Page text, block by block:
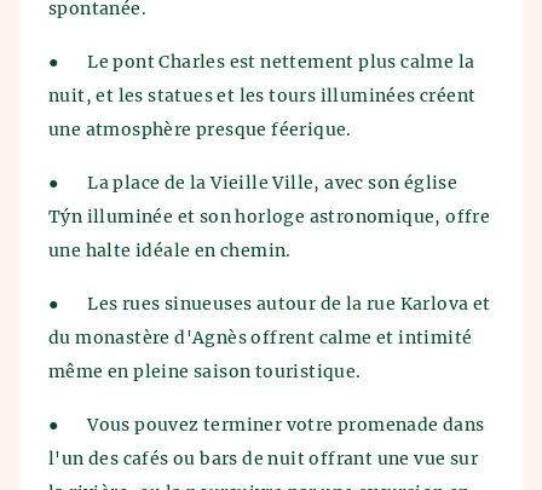
spontanée.
●
Le pont Charles est nettement plus calme la
nuit, et les statues et les tours illuminées créent
une atmosphère presque féerique.
●
La place de la Vieille Ville, avec son église
Týn illuminée et son horloge astronomique, offre
une halte idéale en chemin.
●
Les rues sinueuses autour de la rue Karlova et
du monastère d'Agnès offrent calme et intimité
même en pleine saison touristique.
●
Vous pouvez terminer votre promenade dans
l'un des cafés ou bars de nuit offrant une vue sur